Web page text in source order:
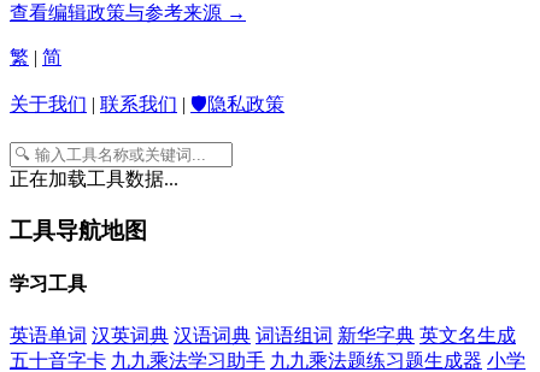
查看编辑政策与参考来源 →
繁 | 简
关于我们 | 联系我们 | 🛡️隐私政策
正在加载工具数据...
工具导航地图
学习工具
英语单词 汉英词典 汉语词典 词语组词 新华字典 英文名生成
五十音字卡 九九乘法学习助手 九九乘法题练习题生成器 小学